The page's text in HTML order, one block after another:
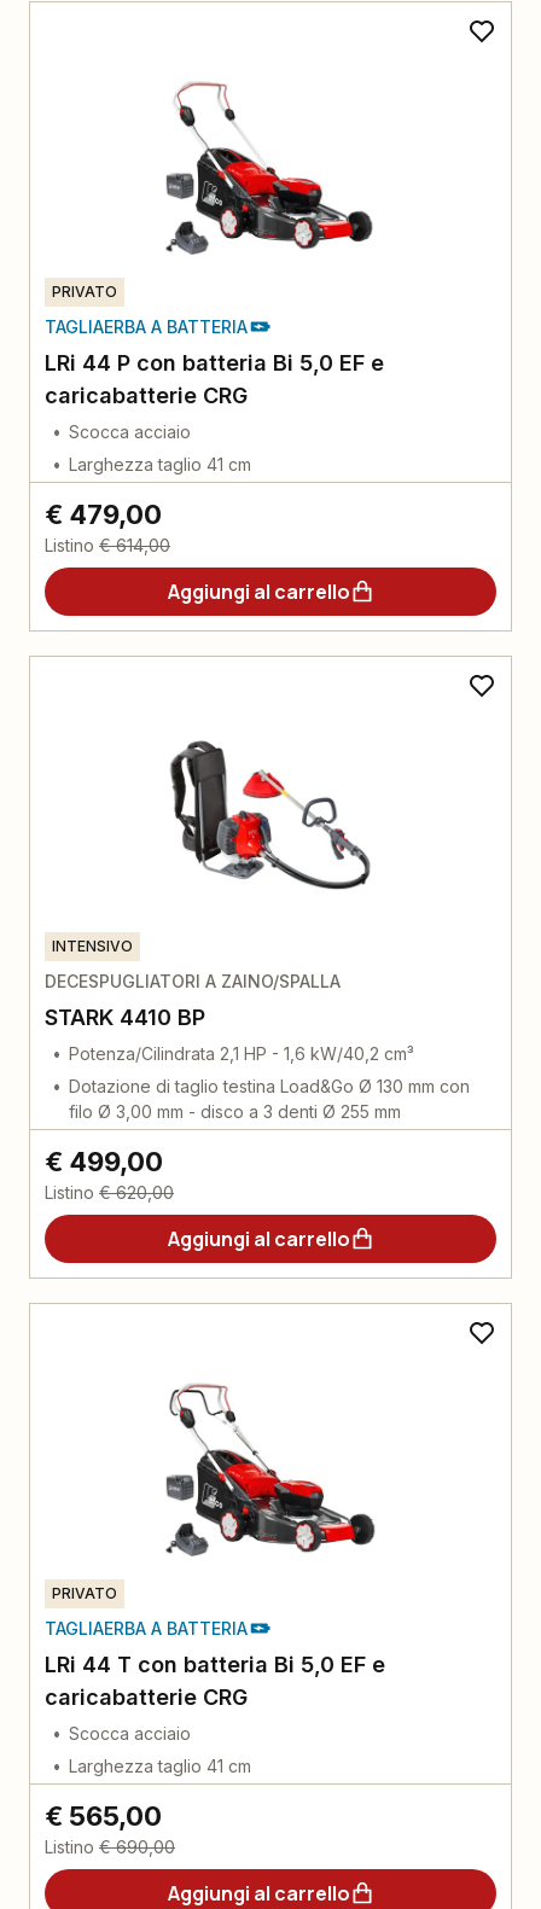
PRIVATO
TAGLIAERBA A BATTERIA
LRi 44 P con batteria Bi 5,0 EF e
caricabatterie CRG
Scocca acciaio
Larghezza taglio 41 cm
€ 479,00
Listino € 614,00
Aggiungi al carrello
INTENSIVO
DECESPUGLIATORI A ZAINO/SPALLA
STARK 4410 BP
Potenza/Cilindrata 2,1 HP - 1,6 kW/40,2 cm³
Dotazione di taglio testina Load&Go Ø 130 mm con
filo Ø 3,00 mm - disco a 3 denti Ø 255 mm
€ 499,00
Listino € 620,00
Aggiungi al carrello
PRIVATO
TAGLIAERBA A BATTERIA
LRi 44 T con batteria Bi 5,0 EF e
caricabatterie CRG
Scocca acciaio
Larghezza taglio 41 cm
€ 565,00
Listino € 690,00
Aggiungi al carrello